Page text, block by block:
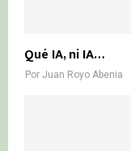
Qué IA, ni IA…
Por Juan Royo Abenia